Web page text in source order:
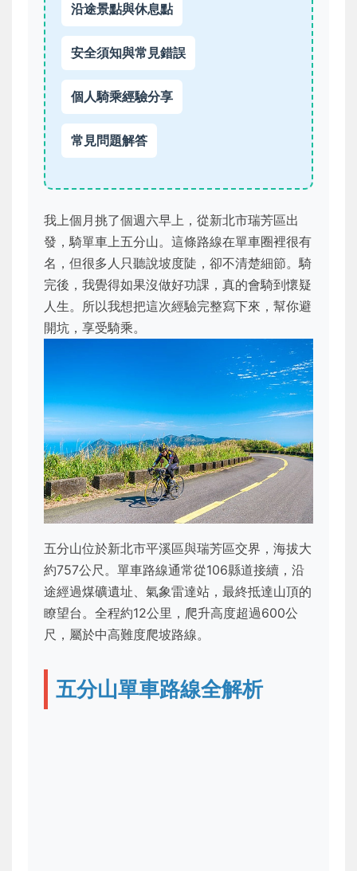
沿途景點與休息點
安全須知與常見錯誤
個人騎乘經驗分享
常見問題解答
我上個月挑了個週六早上，從新北市瑞芳區出
發，騎單車上五分山。這條路線在單車圈裡很有
名，但很多人只聽說坡度陡，卻不清楚細節。騎
完後，我覺得如果沒做好功課，真的會騎到懷疑
人生。所以我想把這次經驗完整寫下來，幫你避
開坑，享受騎乘。
五分山位於新北市平溪區與瑞芳區交界，海拔大
約757公尺。單車路線通常從106縣道接續，沿
途經過煤礦遺址、氣象雷達站，最終抵達山頂的
瞭望台。全程約12公里，爬升高度超過600公
尺，屬於中高難度爬坡路線。
五分山單車路線全解析